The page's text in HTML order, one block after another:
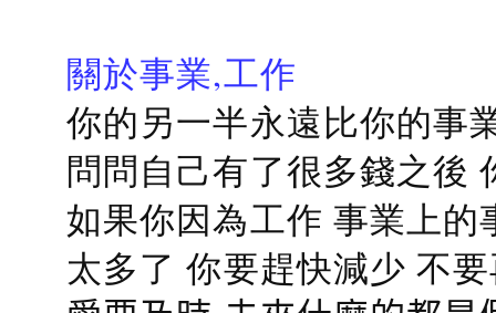
關於事業,工作
你的另一半永遠比你的事
問問自己有了很多錢之後
如果你因為工作 事業上
太多了 你要趕快減少 不